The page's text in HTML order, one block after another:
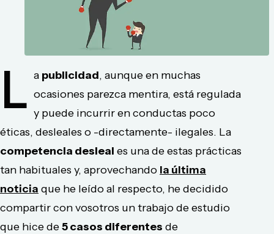
L a publicidad, aunque en muchas
ocasiones parezca mentira, está regulada
y puede incurrir en conductas poco
éticas, desleales o -directamente- ilegales. La
competencia desleal es una de estas prácticas
tan habituales y, aprovechando la última
noticia que he leído al respecto, he decidido
compartir con vosotros un trabajo de estudio
que hice de5 casos diferentes de